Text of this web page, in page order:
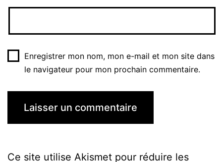
Enregistrer mon nom, mon e-mail et mon site dans
le navigateur pour mon prochain commentaire.
Ce site utilise Akismet pour réduire les